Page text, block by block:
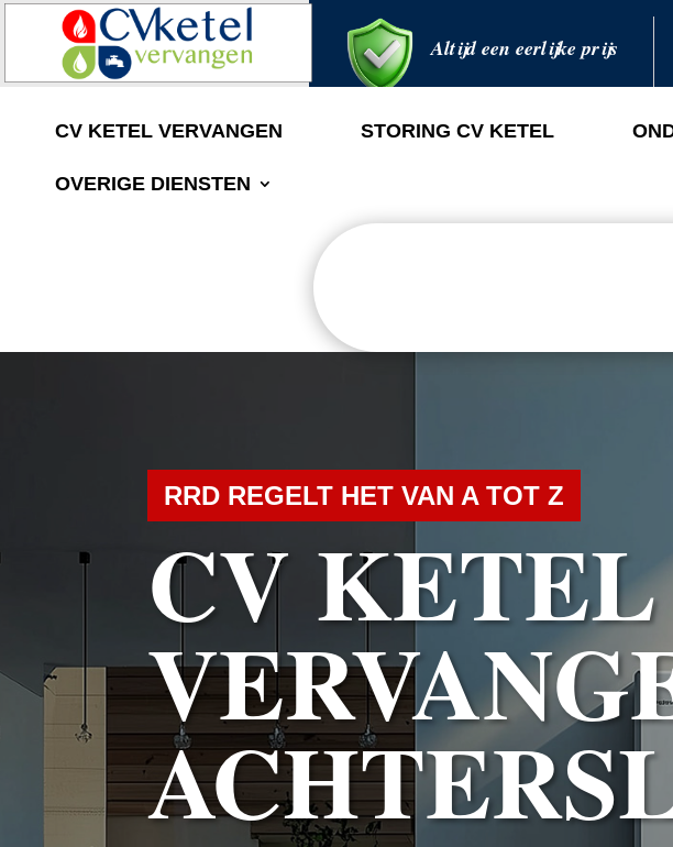
Altijd een eerlijke prijs
CV KETEL VERVANGEN STORING CV KETEL
OVERIGE DIENSTEN
RRD REGELT HET VAN A TOT Z
CV KETEL